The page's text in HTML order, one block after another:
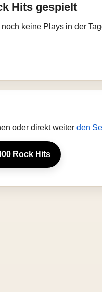
Hits gespielt
keine Plays in der
oder direkt weiter den
Rock Hits